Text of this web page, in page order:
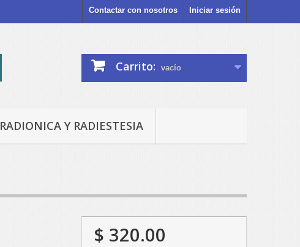
Iniciar sesión
Contactar con nosotros
Carrito: vacío
RADIONICA Y RADIESTESIA
$ 320.00